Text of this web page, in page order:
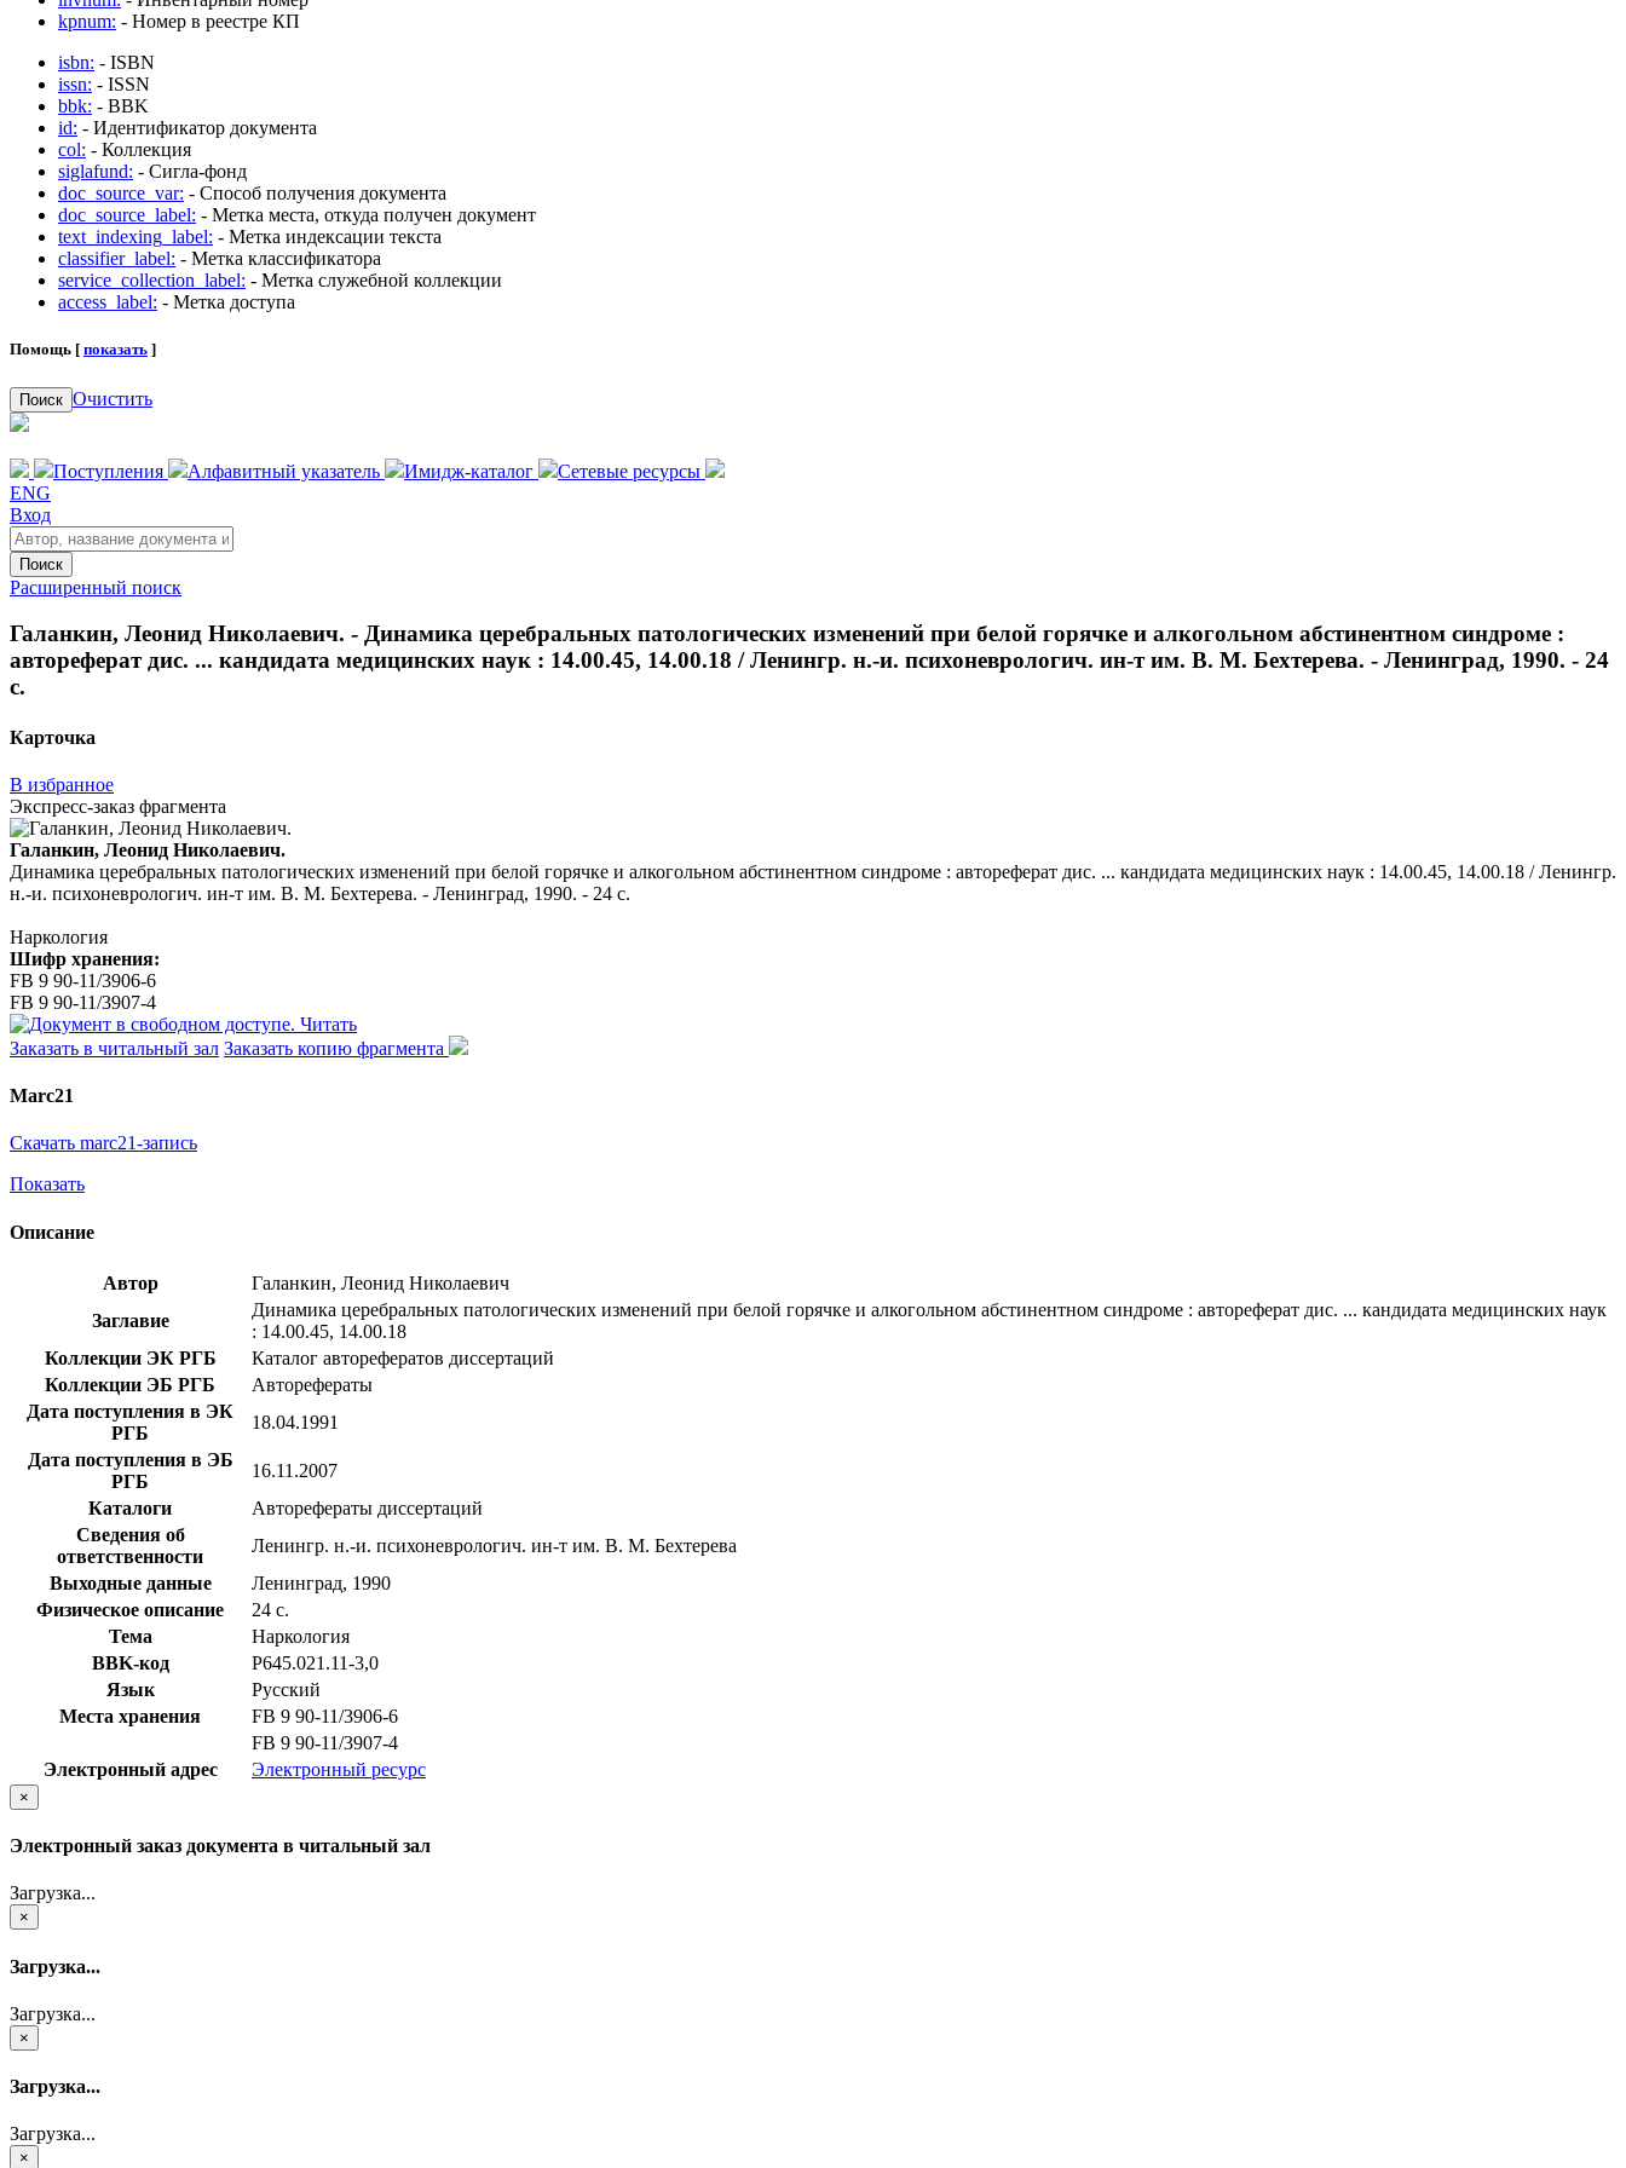
kpnum: - Номер в реестре КП
isbn: - ISBN
issn: - ISSN
bbk: - BBK
id: - Идентификатор документа
col: - Коллекция
siglafund: - Сигла-фонд
doc_source_var: - Способ получения документа
doc_source_label: - Метка места, откуда получен документ
text_indexing_label: - Метка индексации текста
classifier_label: - Метка классификатора
service_collection_label: - Метка служебной коллекции
access_label: - Метка доступа
Помощь [ показать ]
Поиск Очистить
Поступления Алфавитный указатель Имидж-каталог
Сетевые ресурсы
ENG
Вход
Поиск
Расширенный поиск
Галанкин, Леонид Николаевич. - Динамика церебральных патологических изменений при белой горячке и алкогольном абстинентном синдроме :
автореферат дис. ... кандидата медицинских наук : 14.00.45, 14.00.18 / Ленингр. н.-и. психоневрологич. ин-т им. В. М. Бехтерева. - Ленинград, 1990. - 24
с.
Карточка
В избранное
Экспресс-заказ фрагмента
Галанкин, Леонид Николаевич.
Динамика церебральных патологических изменений при белой горячке и алкогольном абстинентном синдроме : автореферат дис. ... кандидата медицинских наук : 14.00.45, 14.00.18 / Ленингр.
н.-и. психоневрологич. ин-т им. В. М. Бехтерева. - Ленинград, 1990. - 24 с.
Наркология
Шифр хранения:
FB 9 90-11/3906-6
FB 9 90-11/3907-4
Читать
Заказать в читальный зал Заказать копию фрагмента
Marc21
Скачать marc21-запись
Показать
Описание
Автор
Галанкин, Леонид Николаевич
Заглавие
Динамика церебральных патологических изменений при белой горячке и алкогольном абстинентном синдроме : автореферат дис. ... кандидата медицинских наук
: 14.00.45, 14.00.18
Коллекции ЭК РГБ
Каталог авторефератов диссертаций
Коллекции ЭБ РГБ
Авторефераты
Дата поступления в ЭК
РГБ
18.04.1991
Дата поступления в ЭБ
РГБ
16.11.2007
Каталоги
Авторефераты диссертаций
Сведения об
ответственности
Ленингр. н.-и. психоневрологич. ин-т им. В. М. Бехтерева
Выходные данные
Ленинград, 1990
Физическое описание
24 с.
Тема
Наркология
BBK-код
Р645.021.11-3,0
Язык
Русский
Места хранения
FB 9 90-11/3906-6
FB 9 90-11/3907-4
Электронный адрес
Электронный ресурс
×
Электронный заказ документа в читальный зал
Загрузка...
×
Загрузка...
Загрузка...
×
Загрузка...
Загрузка...
×